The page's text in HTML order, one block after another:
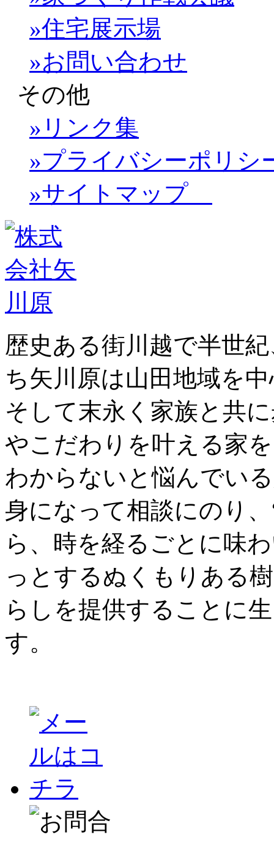
»住宅展示場
»お問い合わせ
その他
»リンク集
»プライバシーポリシ
»サイトマップ
歴史ある街川越で半世
ち矢川原は山田地域を
そして末永く家族と共
やこだわりを叶える家
わからないと悩んでい
身になって相談にのり
ら、時を経るごとに味
っとするぬくもりある
らしを提供することに
す。